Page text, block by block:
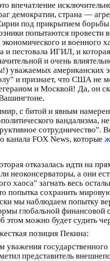
впечатление
демократии, страна —
под прикрытием
попытаются провести
и военного
и пестовала ИГИЛ, и
и очень
уважаемых американских
и признает, что США не
и Москвой! Да, он
с битой и явным
вандализма,
сотрудничество".
канала FOX News, которые
отказалась идти на
неоконсерваторы, а они
загнать весь
попытка сохранить
мы наблюдаем попытку
глобальной финансовой
можно будет судить
позиция Пекина:
государственного
представитель